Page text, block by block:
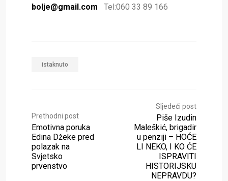
bolje@gmail.com Tel:060 33 89 166
istaknuto
Prethodni post
Emotivna poruka
Edina Džeke pred
polazak na
Svjetsko
prvenstvo
Sljedeći post
Piše Izudin
Maleškić, brigadir
u penziji – HOĆE
LI NEKO, I KO ĆE
ISPRAVITI
HISTORIJSKU
NEPRAVDU?